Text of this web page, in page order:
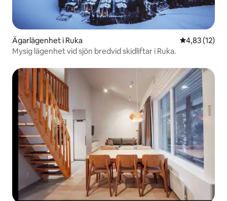
Ägarlägenhet i Ruka 4,83 av 5 i
4,83 (12)
Mysig lägenhet vid sjön bredvid skidliftar i Ruka.